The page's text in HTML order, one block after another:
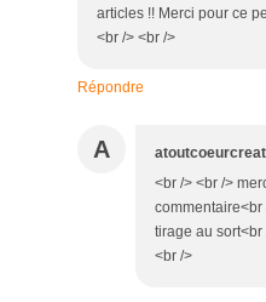
articles !! Merci pour ce
<br /> <br />
Répondre
A
<br /> <br />
commentaire<br
tirage au sort<br
<br />